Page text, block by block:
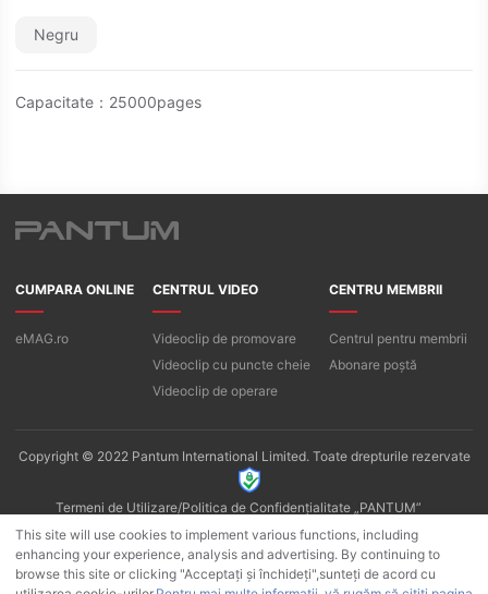
Negru
Capacitate：25000pages
CUMPARA ONLINE
eMAG.ro
CENTRUL VIDEO
Videoclip de promovare
Videoclip cu puncte cheie
Videoclip de operare
CENTRU MEMBRII
Centrul pentru membrii
Abonare poștă
Copyright © 2022 Pantum International Limited. Toate drepturile rezervate
Termeni de Utilizare/Politica de Confidențialitate „PANTUM”
Politica de confidențialitate a aplicației Pantum
Cookie -uri
This site will use cookies to implement various functions, including
enhancing your experience, analysis and advertising. By continuing to
browse this site or clicking "Acceptați și închideți",sunteți de acord cu